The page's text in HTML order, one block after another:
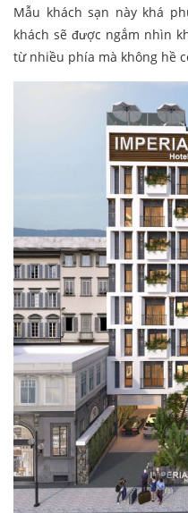
Mẫu khách sạn này khá
khách sẽ được ngắm nhìn
từ nhiều phía mà không hề